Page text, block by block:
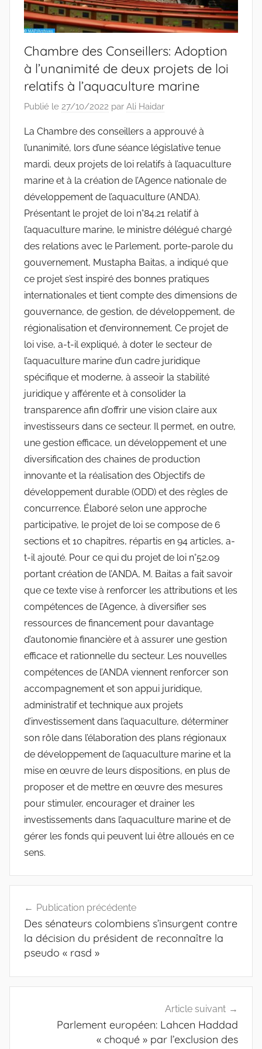
Chambre des Conseillers: Adoption
à l’unanimité de deux projets de loi
relatifs à l’aquaculture marine
Publié le 27/10/2022 par Ali Haidar
La Chambre des conseillers a approuvé à
l’unanimité, lors d’une séance législative tenue
mardi, deux projets de loi relatifs à l’aquaculture
marine et à la création de l’Agence nationale de
développement de l’aquaculture (ANDA).
Présentant le projet de loi n°84.21 relatif à
l’aquaculture marine, le ministre délégué chargé
des relations avec le Parlement, porte-parole du
gouvernement, Mustapha Baitas, a indiqué que
ce projet s’est inspiré des bonnes pratiques
internationales et tient compte des dimensions de
gouvernance, de gestion, de développement, de
régionalisation et d’environnement. Ce projet de
loi vise, a-t-il expliqué, à doter le secteur de
l’aquaculture marine d’un cadre juridique
spécifique et moderne, à asseoir la stabilité
juridique y afférente et à consolider la
transparence afin d’offrir une vision claire aux
investisseurs dans ce secteur. Il permet, en outre,
une gestion efficace, un développement et une
diversification des chaines de production
innovante et la réalisation des Objectifs de
développement durable (ODD) et des règles de
concurrence. Élaboré selon une approche
participative, le projet de loi se compose de 6
sections et 10 chapitres, répartis en 94 articles, a-
t-il ajouté. Pour ce qui du projet de loi n°52.09
portant création de l’ANDA, M. Baitas a fait savoir
que ce texte vise à renforcer les attributions et les
compétences de l’Agence, à diversifier ses
ressources de financement pour davantage
d’autonomie financière et à assurer une gestion
efficace et rationnelle du secteur. Les nouvelles
compétences de l’ANDA viennent renforcer son
accompagnement et son appui juridique,
administratif et technique aux projets
d’investissement dans l’aquaculture, déterminer
son rôle dans l’élaboration des plans régionaux
de développement de l’aquaculture marine et la
mise en œuvre de leurs dispositions, en plus de
proposer et de mettre en œuvre des mesures
pour stimuler, encourager et drainer les
investissements dans l’aquaculture marine et de
gérer les fonds qui peuvent lui être alloués en ce
sens.
de
l’article
Publication précédente
Des sénateurs colombiens s’insurgent contre
la décision du président de reconnaître la
pseudo « rasd »
Article suivant
Parlement européen: Lahcen Haddad
« choqué » par l’exclusion des